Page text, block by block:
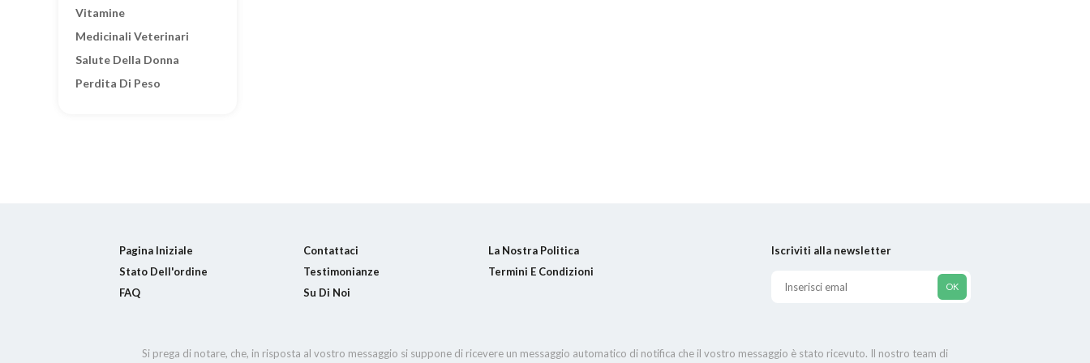
Vitamine
Medicinali Veterinari
Salute Della Donna
Perdita Di Peso
Pagina Iniziale Contattaci
La Nostra Politica
Stato Dell'ordine
Testimonianze
Termini E Condizioni
FAQ
Su Di Noi
Iscriviti alla newsletter
Si prega di notare, che, in risposta al vostro messaggio si suppone di ricevere un messaggio automatico di notifica che il vostro messaggio è stato ricevuto. Il nostro team di